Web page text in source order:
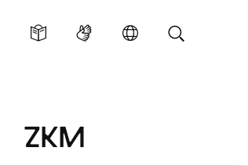
ZKM